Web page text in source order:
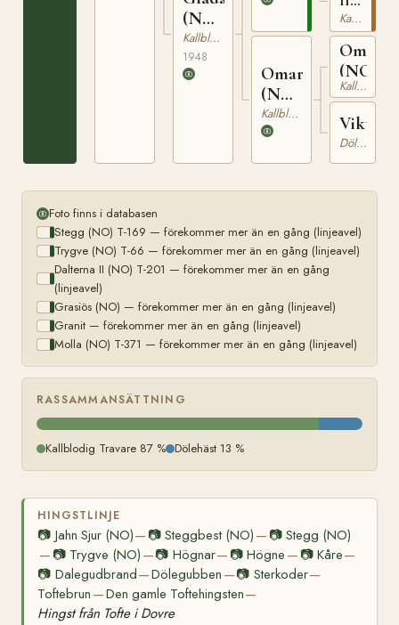
(NO)
T-
1276
Kallblodig Travare
1948
Omara
(NO)
T-
854
Kallblodig Travare
(NO)
T-
201
Kallblodig Travare
(NO)
Kallblodig Travare
Dölehäst
Foto finns i databasen
Stegg (NO) T-169 — förekommer mer än en gång (linjeavel)
Trygve (NO) T-66 — förekommer mer än en gång (linjeavel)
Dalterna II (NO) T-201 — förekommer mer än en gång
(linjeavel)
Grasiös (NO) — förekommer mer än en gång (linjeavel)
Granit — förekommer mer än en gång (linjeavel)
Molla (NO) T-371 — förekommer mer än en gång (linjeavel)
RASSAMMANSÄTTNING
Kallblodig Travare 87 % Dölehäst 13 %
HINGSTLINJE
📷 Jahn Sjur (NO)— 📷Steggbest (NO) — 📷 Stegg (NO)
— 📷 Trygve (NO) —📷 Högnar— 📷Högne — 📷 Kåre—
📷 Dalegudbrand—Dölegubben —📷 Sterkoder—
Toftebrun —Den gamle Toftehingsten—
Hingst från Tofte i Dovre